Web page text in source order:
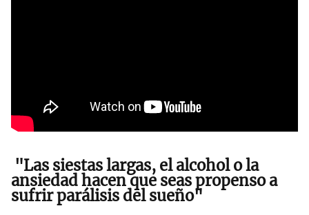
"Las siestas largas, el alcohol o la
ansiedad hacen que seas propenso a
sufrir parálisis del sueño"